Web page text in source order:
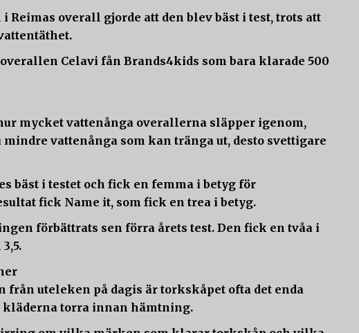
Reimas overall gjorde att den blev bäst i test, trots att
Celavi fån Brands4kids som bara klarade 500
mycket vattenånga overallerna släpper igenom,
mindre vattenånga som kan tränga ut, desto svettigare
bäst i testet och fick en femma i betyg för
fick Name it, som fick en trea i betyg.
förbättrats sen förra årets test. Den fick en tvåa i
från uteleken på dagis är torkskåpet ofta det enda
torra innan hämtning.